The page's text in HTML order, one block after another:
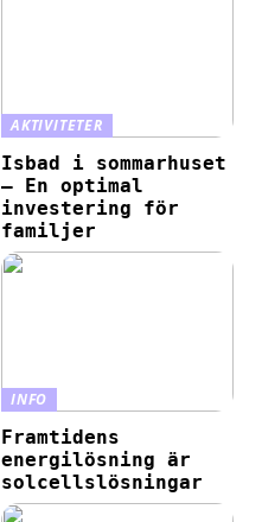
AKTIVITETER
Isbad i sommarhuset
– En optimal
investering för
familjer
INFO
Framtidens
energilösning är
solcellslösningar